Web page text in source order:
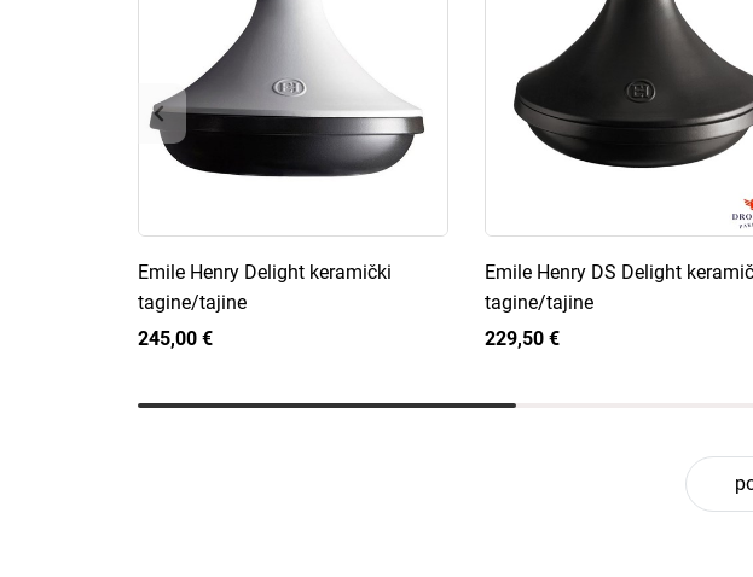
Emile Henry Delight keramički
tagine/tajine
245,00 €
Emile Henry DS Delight
tagine/tajine
229,50 €